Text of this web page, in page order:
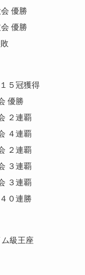
優勝
優勝
５冠獲得
優勝
２連覇
４連覇
２連覇
３連覇
３連覇
０連勝
級王座